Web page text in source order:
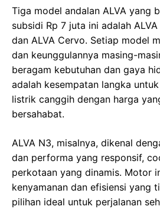
Tiga model andalan ALVA yang
subsidi Rp 7 juta ini adalah ALVA
dan ALVA Cervo. Setiap model
dan keunggulannya masing-
beragam kebutuhan dan gaya
adalah kesempatan langka
listrik canggih dengan harga
bersahabat.
ALVA N3, misalnya, dikenal
dan performa yang responsif,
perkotaan yang dinamis. Motor
kenyamanan dan efisiensi yang
pilihan ideal untuk perjalanan